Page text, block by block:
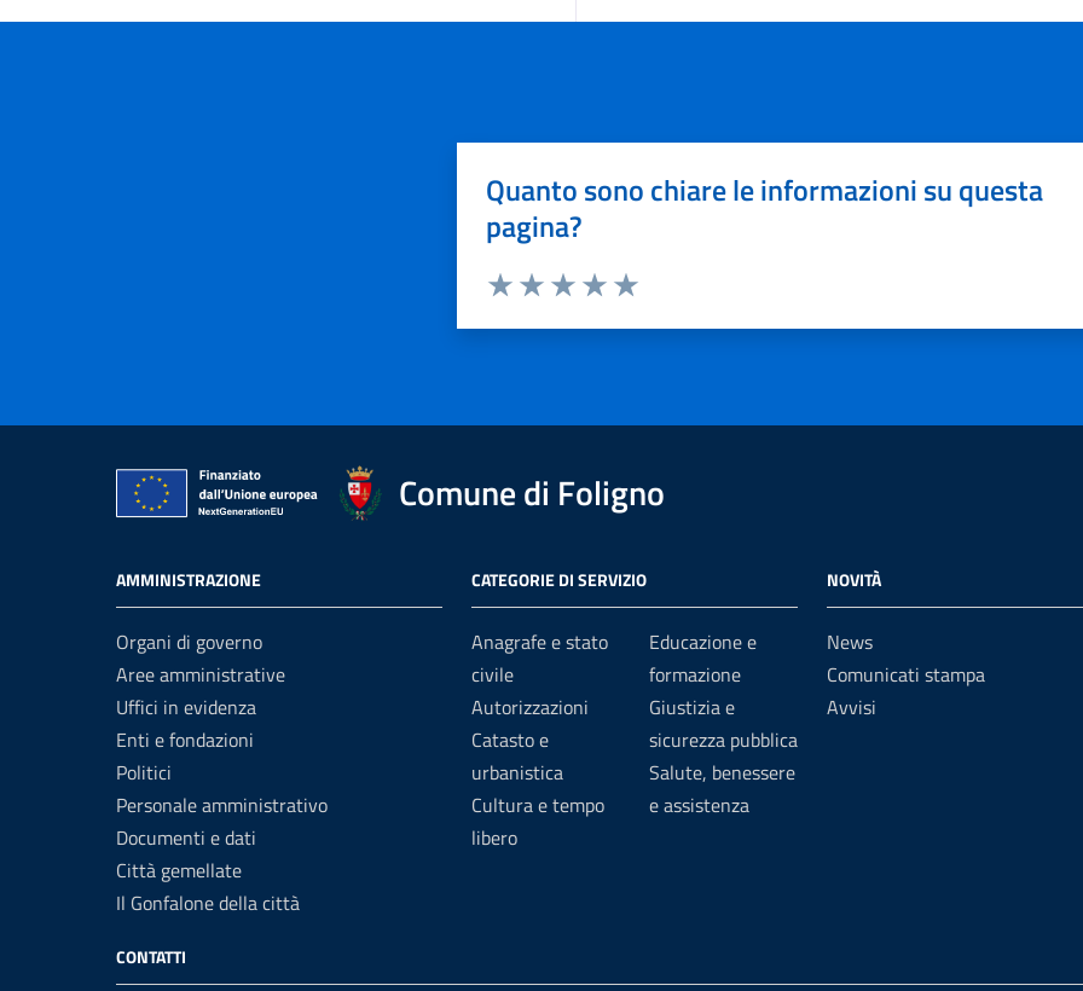
Quanto sono chiare le informazioni su questa
pagina?
Comune di Foligno
AMMINISTRAZIONE
Organi di governo
Aree amministrative
Uffici in evidenza
Enti e fondazioni
Politici
Personale amministrativo
Documenti e dati
Città gemellate
Il Gonfalone della città
CATEGORIE DI SERVIZIO
Anagrafe e stato
civile
Autorizzazioni
Catasto e
urbanistica
Cultura e tempo
libero
Educazione e
formazione
Giustizia e
sicurezza pubblica
Salute, benessere
e assistenza
NOVITÀ
News
Comunicati stampa
Avvisi
CONTATTI